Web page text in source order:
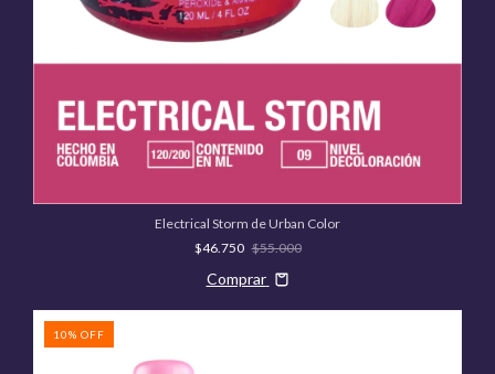
Electrical Storm de Urban Color
$46.750 $55.000
Comprar
10% OFF